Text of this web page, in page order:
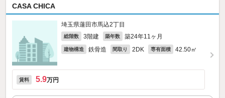
CASA CHICA
埼玉県蓮田市馬込2丁目
総階数 3階建 築年数 築24年11ヶ月
建物構造 鉄骨造 間取り 2DK 専有面積 42.50㎡
賃料 5.9万円